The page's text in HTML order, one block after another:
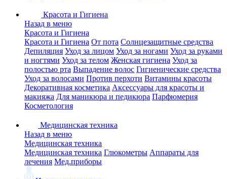
Красота и Гигиена
Назад в меню
Красота и Гигиена
Красота и Гигиена От пота Солнцезащитные средства
Депиляция Уход за лицом Уход за ногами Уход за руками
и ногтями Уход за телом Женская гигиена Уход за
полостью рта Выпадение волос Гигиенические средства
Уход за волосами Против перхоти Витамины красоты
Декоративная косметика Аксессуары для красоты и
макияжа Для маникюра и педикюра Парфюмерия
Косметология
Медицинская техника
Назад в меню
Медицинская техника
Медицинская техника Глюкометры Аппараты для
лечения Мед.приборы